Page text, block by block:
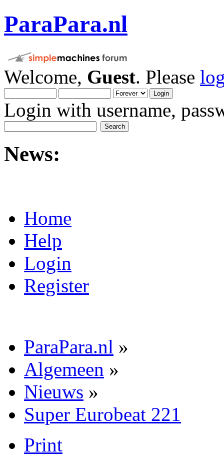
ParaPara.nl
Welcome, Guest. Please
Login with username,
News:
Home
Help
Login
Register
ParaPara.nl »
Algemeen »
Nieuws »
Super Eurobeat 221
Print